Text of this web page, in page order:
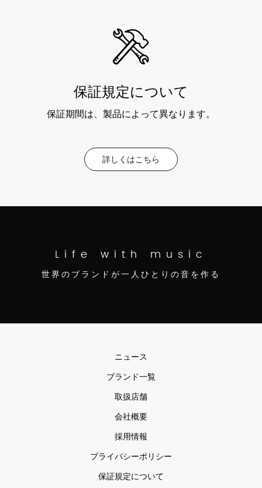
保証規定について
保証期間は、製品によって異なります。
詳しくはこちら
Life with music
世界のブランドが一人ひとりの音を作る
ニュース
ブランド一覧
取扱店舗
会社概要
採用情報
プライバシーポリシー
保証規定について